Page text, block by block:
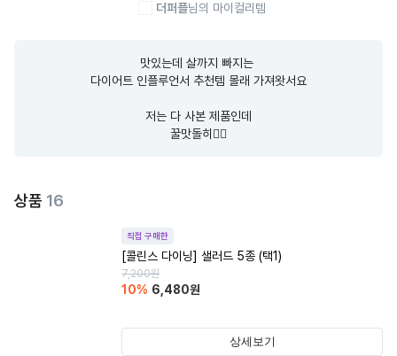
더퍼플님의 마이컬리템
맛있는데 살까지 빠지는
다이어트 인플루언서 추천템 몰래 가져왓서요
저는 다 사본 제품인데
꿀맛돌히❤️‍🔥
상품 16
직접 구매한
[콜린스 다이닝] 샐러드 5종 (택1)
7,200원
10% 6,480원
상세보기